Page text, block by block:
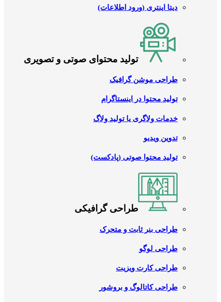
دیتا اینتری (ورود اطلاعات)
تولید محتوای صوتی و تصویری
طراحی موشن گرافیک
تولید محتوا در اینستاگرام
خدمات ولاگری یا تولید ولاگ
تدوین ویدیو
تولید محتوا صوتی (پادکست)
طراحی گرافیکی
طراحی بنر ثابت و متحرک
طراحی لوگو
طراحی کارت ویزیت
طراحی کاتالوگ و بروشور